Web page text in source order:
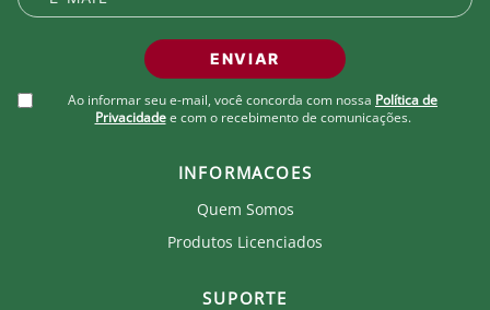
ENVIAR
Ao informar seu e-mail, você concorda com nossa Política de
Privacidade e com o recebimento de comunicações.
INFORMACOES
Quem Somos
Produtos Licenciados
SUPORTE